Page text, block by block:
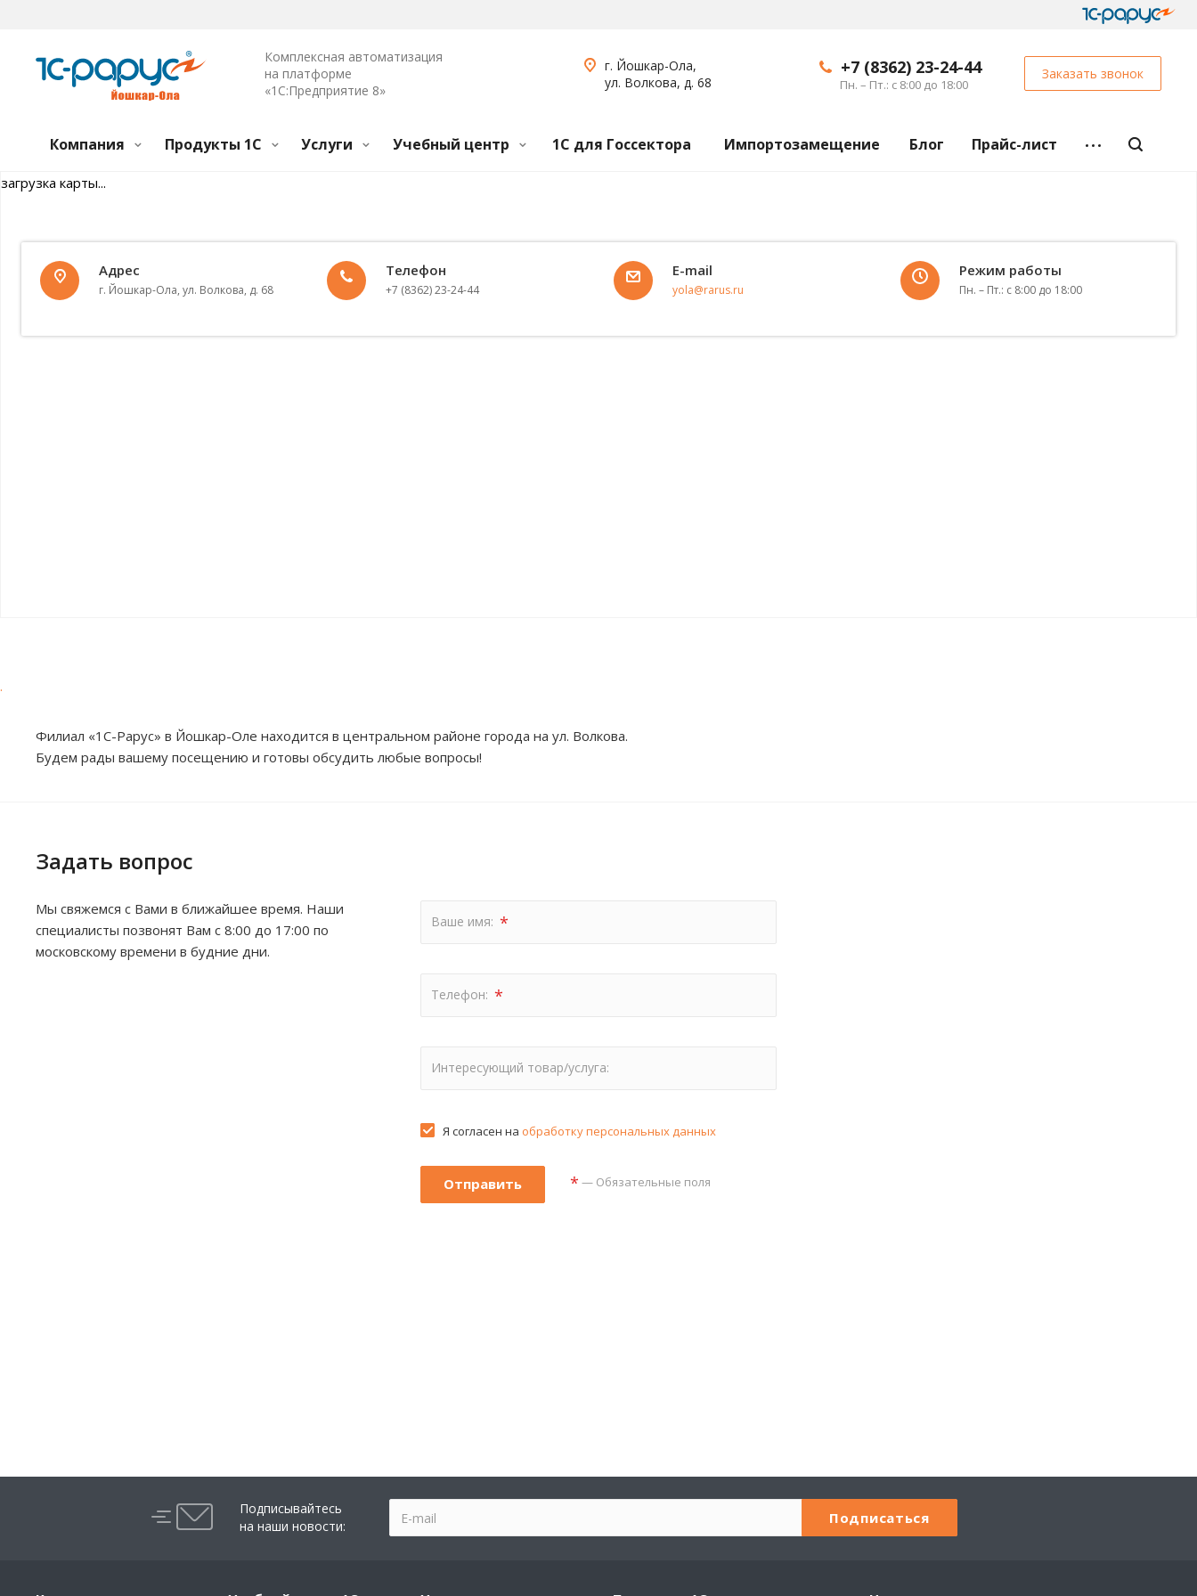
Комплексная автоматизация
на платформе
«1С:Предприятие 8»
+7 (8362) 23-24-44
Пн. – Пт.: с 8:00 до 18:00
Заказать звонок
г. Йошкар-Ола,
ул. Волкова, д. 68
Компания Продукты 1С Услуги Учебный центр 1С для Госсектора Импортозамещение Блог Прайс-лист
загрузка карты...
.
Адрес
г. Йошкар-Ола, ул. Волкова, д. 68
Телефон
+7 (8362) 23-24-44
E-mail
yola@rarus.ru
Режим работы
Пн. – Пт.: с 8:00 до 18:00
Филиал «1С-Рарус» в Йошкар-Оле находится в центральном районе города на ул. Волкова.
Будем рады вашему посещению и готовы обсудить любые вопросы!
Задать вопрос
Мы свяжемся с Вами в ближайшее время. Наши
специалисты позвонят Вам с 8:00 до 17:00 по
московскому времени в будние дни.
Ваше имя: *
Телефон: *
Интересующий товар/услуга:
Я согласен на обработку персональных данных
* — Обязательные поля
Подписывайтесь
на наши новости: